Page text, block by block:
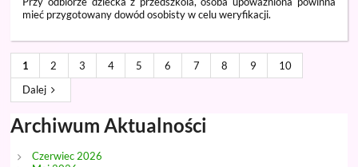
mieć przygotowany dowód osobisty w celu weryfikacji.
1 2 3 4 5 6 7 8 9
10
Dalej
Archiwum Aktualności
Czerwiec 2026